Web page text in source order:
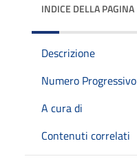
INDICE DELLA PAGINA
Descrizione
Numero Progressivo
A cura di
Contenuti correlati